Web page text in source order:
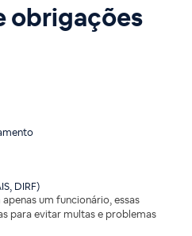
obrigações
DIRF)
um funcionário, essas
para evitar multas e problemas